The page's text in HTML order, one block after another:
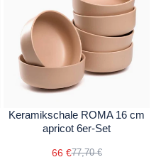
Keramikschale ROMA 16 cm
apricot 6er-Set
66 €77,70 €